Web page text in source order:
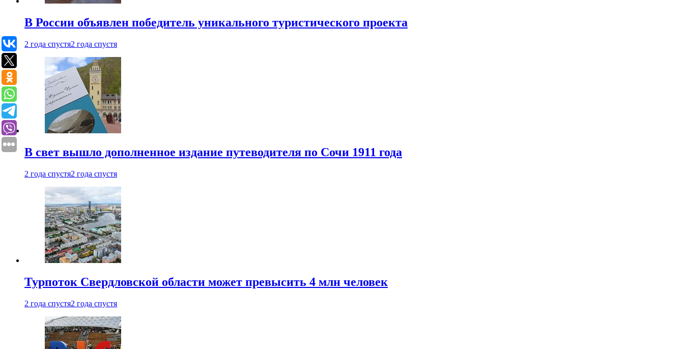
В России объявлен победитель уникального туристического проекта
2 года спустя2 года спустя
В свет вышло дополненное издание путеводителя по Сочи 1911 года
2 года спустя2 года спустя
Турпоток Свердловской области может превысить 4 млн человек
2 года спустя2 года спустя